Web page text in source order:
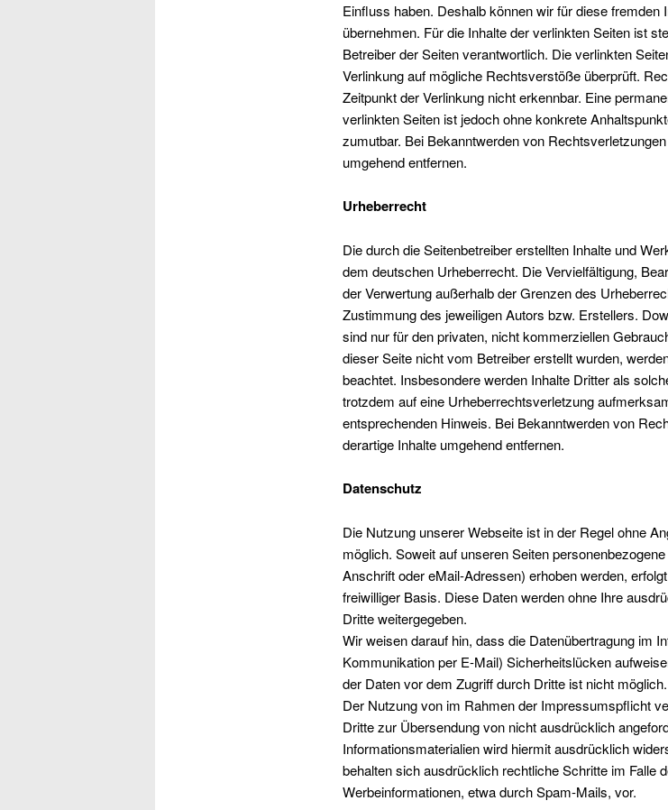
Einfluss haben. Deshalb können wir für diese fremden
übernehmen. Für die Inhalte der verlinkten Seiten ist
Betreiber der Seiten verantwortlich. Die verlinkten
Verlinkung auf mögliche Rechtsverstöße überprüft.
Zeitpunkt der Verlinkung nicht erkennbar. Eine
verlinkten Seiten ist jedoch ohne konkrete
zumutbar. Bei Bekanntwerden von
umgehend entfernen.
Urheberrecht
Die durch die Seitenbetreiber erstellten Inhalte und
dem deutschen Urheberrecht. Die Vervielfältigung,
der Verwertung außerhalb der Grenzen des
Zustimmung des jeweiligen Autors bzw. Erstellers.
sind nur für den privaten, nicht kommerziellen
dieser Seite nicht vom Betreiber erstellt wurden,
beachtet. Insbesondere werden Inhalte Dritter als
trotzdem auf eine Urheberrechtsverletzung
entsprechenden Hinweis. Bei Bekanntwerden von
derartige Inhalte umgehend entfernen.
Datenschutz
Die Nutzung unserer Webseite ist in der Regel ohne
möglich. Soweit auf unseren Seiten
Anschrift oder eMail-Adressen) erhoben werden,
freiwilliger Basis. Diese Daten werden ohne Ihre
Dritte weitergegeben.
Wir weisen darauf hin, dass die Datenübertragung im
Kommunikation per E-Mail) Sicherheitslücken
der Daten vor dem Zugriff durch Dritte ist nicht möglich.
Der Nutzung von im Rahmen der Impressumspflicht
Dritte zur Übersendung von nicht ausdrücklich
Informationsmaterialien wird hiermit ausdrücklich
behalten sich ausdrücklich rechtliche Schritte im Falle
Werbeinformationen, etwa durch Spam-Mails, vor.